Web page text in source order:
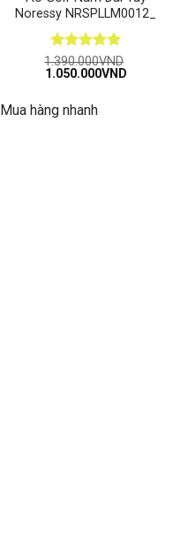
Noressy NRSPLLM0012_
Được xếp
hạng55
1.390.000VND
Giá
1.390.000VND.
1.050.000VNDGiá
Mua hàng nhanh